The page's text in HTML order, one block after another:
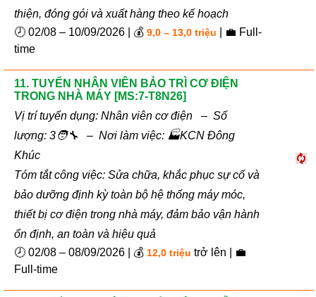
thiện, đóng gói và xuất hàng theo kế hoạch
🕗 02/08 – 10/09/2026 | 💰9,0 – 13,0 triệu
| 💼 Full-
time
11. TUYỂN NHÂN VIÊN BẢO TRÌ CƠ ĐIỆN
TRONG NHÀ MÁY [MS:7-T8N26]
Vị trí tuyển dụng: Nhân viên cơ điện – Số
lượng: 3🧑‍🔧 – Nơi làm việc: 🏭KCN Đông
Khúc
Tóm tắt công việc: Sửa chữa, khắc phục sự cố và
bảo dưỡng định kỳ toàn bộ hệ thống máy móc,
thiết bị cơ điện trong nhà máy, đảm bảo vận hành
ổn định, an toàn và hiệu quả
🕗 02/08 – 08/09/2026 | 💰 12,0 triệu trở lên | 💼
Full-time